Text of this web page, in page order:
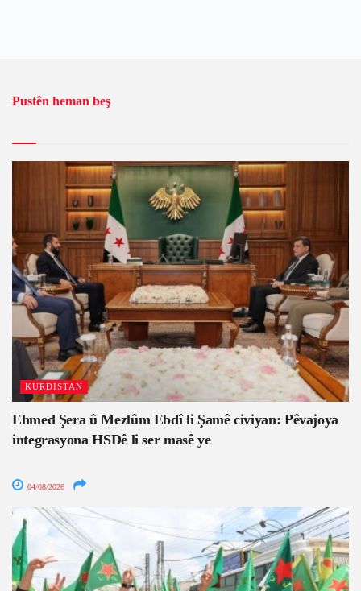
Pustên heman beş
KURDISTAN
Ehmed Şera û Mezlûm Ebdî li Şamê civiyan: Pêvajoya
integrasyona HSDê li ser masê ye
04/08/2026